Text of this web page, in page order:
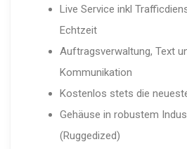
Live Service inkl
Echtzeit
Auftragsverwaltung, Text
Kommunikation
Kostenlos stets die
Gehäuse in robustem
(Ruggedized)